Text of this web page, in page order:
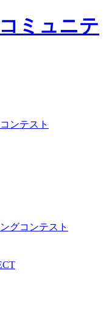
ンテスト
グコンテスト